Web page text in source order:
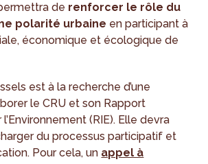
de renforcer le rôle du
polarité urbaine en participant à
économique et écologique de
est à la recherche d’une
le CRU et son Rapport
l’Environnement (RIE). Elle devra
du processus participatif et
Pour cela, un appel à